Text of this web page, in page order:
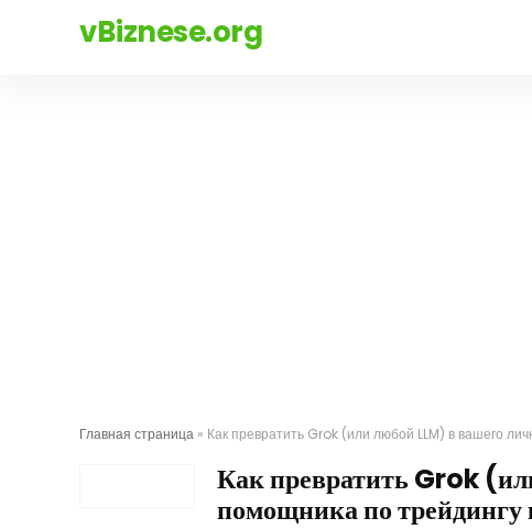
vBiznese.org
Главная страница » Как превратить Grok (или любой LLM) в вашего
Как превратить Grok
помощника по